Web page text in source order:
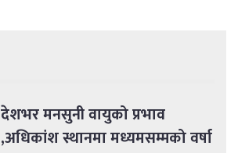
देशभर मनसुनी वायुको प्रभाव
,अधिकांश स्थानमा मध्यमसम्मको वर्षा